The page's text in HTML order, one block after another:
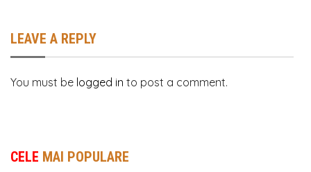
LEAVE A REPLY
You must be logged in to post a comment.
CELE MAI POPULARE